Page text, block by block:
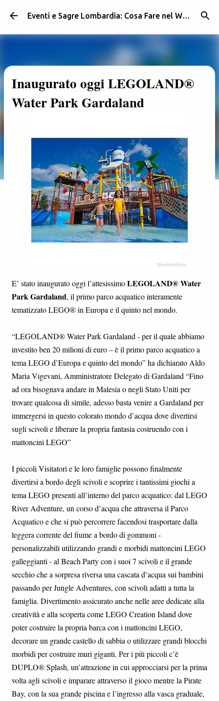
Passa ai contenuti principali Eventi e Sagre Lombardia: Cosa Fare nel Weekend | Weekendidea
Inaugurato oggi LEGOLAND®
Water Park Gardaland
E’ stato inaugurato oggi l’attesissimoLEGOLAND® Water
Park Gardaland, il primo parco acquatico interamente
tematizzato LEGO® in Europa e il quinto nel mondo.
“LEGOLAND® Water Park Gardaland - per il quale abbiamo
investito ben 20 milioni di euro – è il primo parco acquatico a
tema LEGO d’Europa e quinto del mondo” ha dichiarato Aldo
Maria Vigevani, Amministratore Delegato di Gardaland “Fino
ad ora bisognava andare in Malesia o negli Stato Uniti per
trovare qualcosa di simile, adesso basta venire a Gardaland per
immergersi in questo colorato mondo d’acqua dove divertirsi
sugli scivoli e liberare la propria fantasia costruendo con i
mattoncini LEGO”
I piccoli Visitatori e le loro famiglie possono finalmente
divertirsi a bordo degli scivoli e scoprire i tantissimi giochi a
tema LEGO presenti all’interno del parco acquatico: dal LEGO
River Adventure, un corso d’acqua che attraversa il Parco
Acquatico e che si può percorrere facendosi trasportare dalla
leggera corrente del fiume a bordo di gommoni -
personalizzabili utilizzando grandi e morbidi mattoncini LEGO
galleggianti - al Beach Party con i suoi 7 scivoli e il grande
secchio che a sorpresa riversa una cascata d’acqua sui bambini
passando per Jungle Adventures, con scivoli adatti a tutta la
famiglia. Divertimento assicurato anche nelle aree dedicate alla
creatività e alla scoperta come LEGO Creation Island dove
poter costruire la propria barca con i mattoncini LEGO,
decorare un grande castello di sabbia o utilizzare grandi blocchi
morbidi per costruire muri giganti. Per i più piccoli c’è
DUPLO® Splash, un’attrazione in cui approcciarsi per la prima
volta agli scivoli e imparare attraverso il gioco mentre la Pirate
Bay, con la sua grande piscina e l’ingresso alla vasca graduale,